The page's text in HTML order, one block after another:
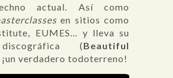
actual. Así como
en sitios como
EUMES… y lleva su
(Beautiful
¡un verdadero todoterreno!